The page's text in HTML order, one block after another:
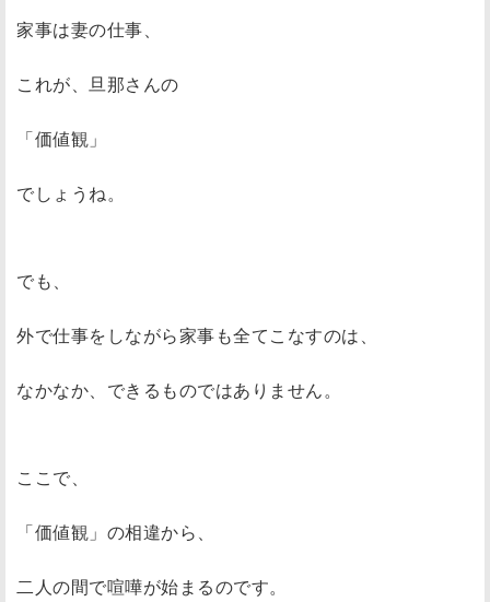
家事は妻の仕事、
これが、旦那さんの
「価値観」
でしょうね。
でも、
外で仕事をしながら家事も全てこなすのは、
なかなか、できるものではありません。
ここで、
「価値観」の相違から、
二人の間で喧嘩が始まるのです。